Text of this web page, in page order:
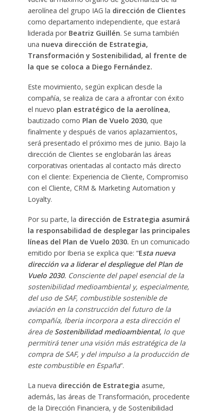
aerolínea del grupo IAG la dirección de Clientes
como departamento independiente, que estará
liderada por Beatriz Guillén. Se suma también
una nueva dirección de Estrategia,
Transformación y Sostenibilidad, al frente de
la que se coloca a Diego Fernández.
Este movimiento, según explican desde la
compañía, se realiza de cara a afrontar con éxito
el nuevo plan estratégico de la aerolínea,
bautizado como Plan de Vuelo 2030, que
finalmente y después de varios aplazamientos,
será presentado el próximo mes de junio. Bajo la
dirección de Clientes se englobarán las áreas
corporativas orientadas al contacto más directo
con el cliente: Experiencia de Cliente, Compromiso
con el Cliente, CRM & Marketing Automation y
Loyalty.
Por su parte, la dirección de Estrategia asumirá
la responsabilidad de desplegar las principales
líneas del Plan de Vuelo 2030. En un comunicado
emitido por Iberia se explica que: “Esta nueva
dirección va a liderar el despliegue del Plan de
Vuelo 2030. Consciente del papel esencial de la
sostenibilidad medioambiental y, especialmente,
del uso de SAF, combustible sostenible de
aviación en la construcción del futuro de la
compañía, Iberia incorpora a esta dirección el
área de Sostenibilidad medioambiental, lo que
permitirá tener una visión más estratégica de la
compra de SAF, y del impulso a la producción de
este combustible en España“.
La nueva dirección de Estrategia asume,
además, las áreas de Transformación, procedente
de la Dirección Financiera, y de Sostenibilidad